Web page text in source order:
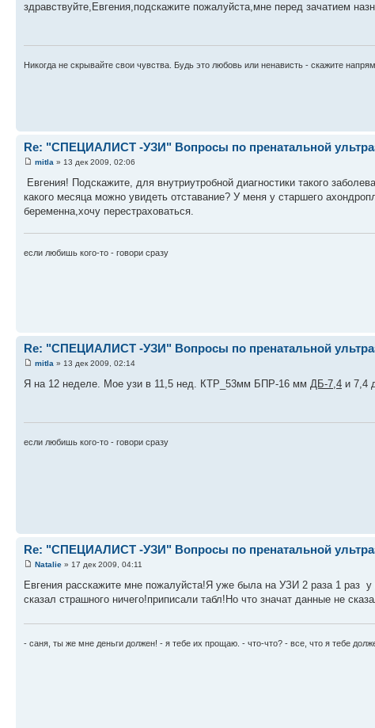
здравствуйте,Евгения,подскажите пожалуйста,мне перед зачатием
Никогда не скрывайте свои чувства. Будь это любовь или ненависть - скажите
Re: "СПЕЦИАЛИСТ -УЗИ" Вопросы по пренатальной
mitla » 13 дек 2009, 02:06
Евгения! Подскажите, для внутриутробной диагностики такого
какого месяца можно увидеть отставание? У меня у старшего
беременна,хочу перестраховаться.
если любишь кого-то - говори сразу
Re: "СПЕЦИАЛИСТ -УЗИ" Вопросы по пренатальной
mitla » 13 дек 2009, 02:14
Я на 12 неделе. Мое узи в 11,5 нед. КТР_53мм БПР-16 мм ДБ-7,4 и 7,4
если любишь кого-то - говори сразу
Re: "СПЕЦИАЛИСТ -УЗИ" Вопросы по пренатальной
Natalie » 17 дек 2009, 04:11
Евгения расскажите мне пожалуйста!Я уже была на УЗИ 2 раза 1 раз
сказал страшного ничего!приписали табл!Но что значат данные не
- саня, ты же мне деньги должен! - я тебе их прощаю. - что-что? - все, что я тебе